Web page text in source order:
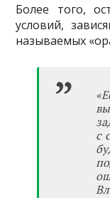
Более того,
условий,
называемых
с